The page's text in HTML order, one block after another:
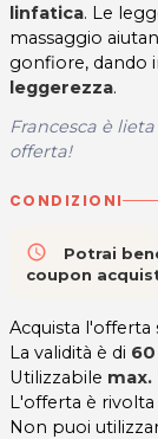
linfatica. Le
massaggio
gonfiore, dando
leggerezza.
Francesca è
offerta!
CONDIZIONI
access_time
Potrai
coupon
Acquista l'offerta
La validità è di
Utilizzabile max.
L'offerta è rivolta
Non puoi